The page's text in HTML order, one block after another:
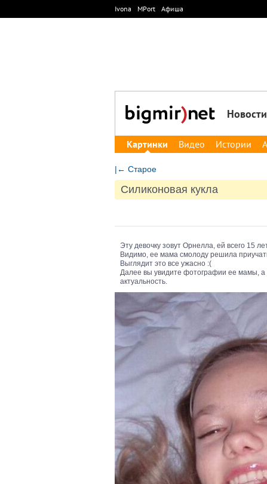
Ivona MPort Афиша
Новости
Картинки Видео Истории
|← Старое
Силиконовая кукла
Эту девочку зовут Орнелла, ей всего 15
Видимо, ее мама смолоду решила
Выглядит это все ужасно :(
Далее вы увидите фотографии ее мамы, а
актуальность.